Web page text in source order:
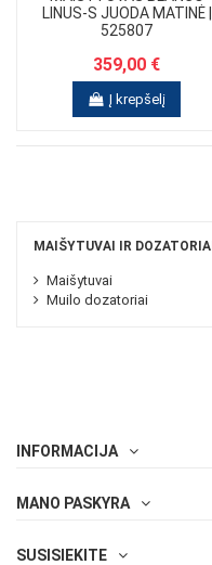
LINUS-S JUODA MATINĖ |
525807
359,00 €
Į krepšelį
MAIŠYTUVAI IR DOZATORIAI
Maišytuvai
Muilo dozatoriai
INFORMACIJA
MANO PASKYRA
SUSISIEKITE